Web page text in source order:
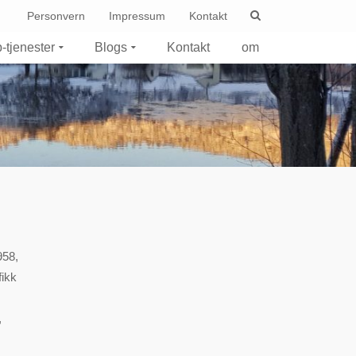
Personvern Impressum Kontakt
tjenester Blogs Kontakt om